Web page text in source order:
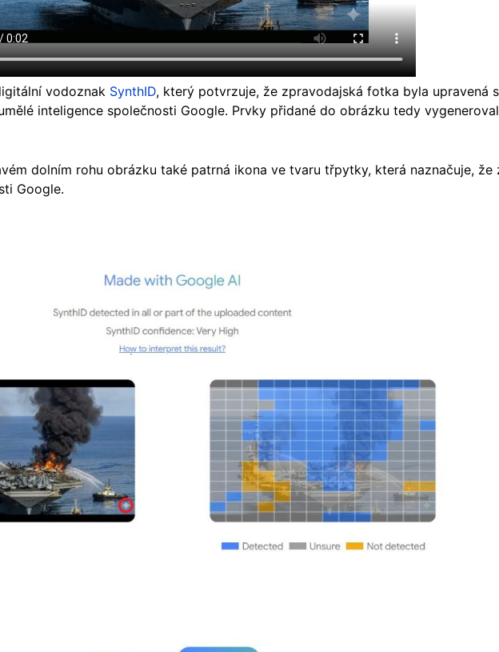
vodoznak SynthID, který potvrzuje, že zpravodajská fotka byla upravená s
inteligence společnosti Google. Prvky přidané do obrázku tedy
dolním rohu obrázku také patrná ikona ve tvaru třpytky, která naznačuje, že
Google.